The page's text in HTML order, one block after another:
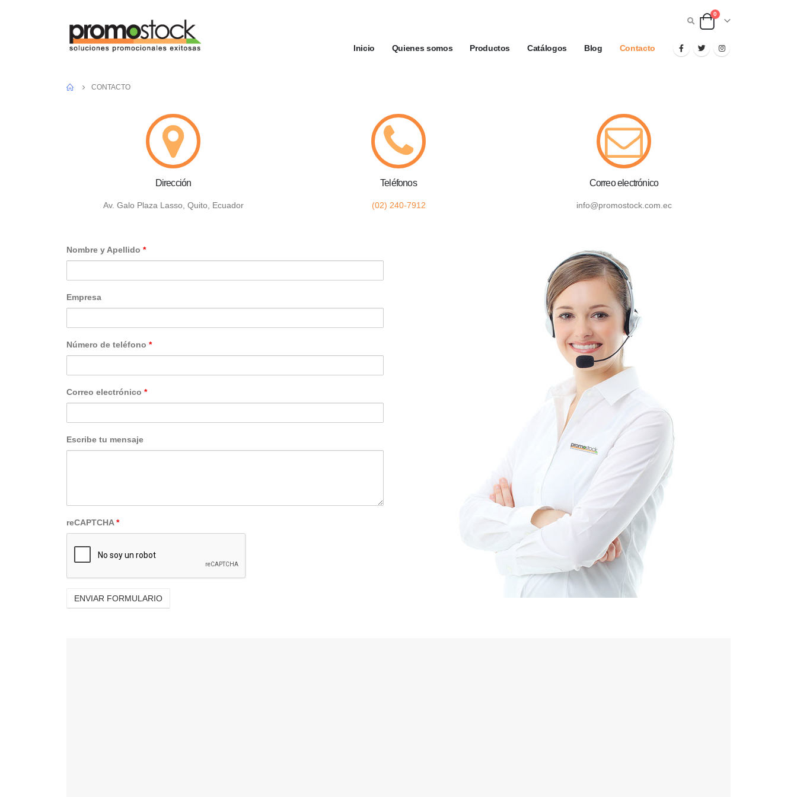
0
Inicio Quienes somos Productos Catálogos Blog Contacto
CONTACTO
Dirección
Av. Galo Plaza Lasso, Quito, Ecuador
Teléfonos
(02) 240-7912
Correo electrónico
info@promostock.com.ec
Nombre y Apellido *
Empresa
Número de teléfono *
Correo electrónico *
Escribe tu mensaje
reCAPTCHA*